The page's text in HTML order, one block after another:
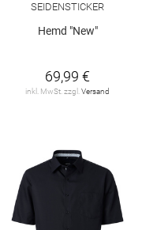
SEIDENSTICKER
Hemd "New"
69,99 €
inkl. MwSt. zzgl.Versand